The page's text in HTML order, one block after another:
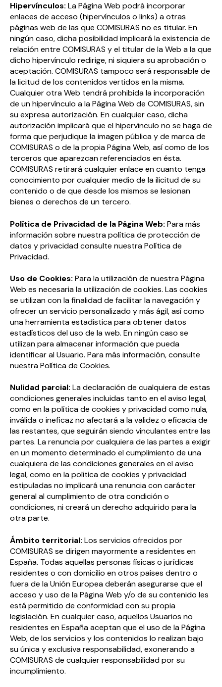
Hipervínculos: La Página Web podrá incorporar
enlaces de acceso (hipervínculos o links) a otras
páginas web de las que COMISURAS no es titular. En
ningún caso, dicha posibilidad implicará la existencia de
relación entre COMISURAS y el titular de la Web a la que
dicho hipervínculo redirige, ni siquiera su aprobación o
aceptación. COMISURAS tampoco será responsable de
la licitud de los contenidos vertidos en la misma.
Cualquier otra Web tendrá prohibida la incorporación
de un hipervínculo a la Página Web de COMISURAS, sin
su expresa autorización. En cualquier caso, dicha
autorización implicará que el hipervínculo no se haga de
forma que perjudique la imagen pública y de marca de
COMISURAS o de la propia Página Web, así como de los
terceros que aparezcan referenciados en ésta.
COMISURAS retirará cualquier enlace en cuanto tenga
conocimiento por cualquier medio de la ilicitud de su
contenido o de que desde los mismos se lesionan
bienes o derechos de un tercero.
Política de Privacidad de la Página Web: Para más
información sobre nuestra política de protección de
datos y privacidad consulte nuestra Política de
Privacidad.
Uso de Cookies: Para la utilización de nuestra Página
Web es necesaria la utilización de cookies. Las cookies
se utilizan con la finalidad de facilitar la navegación y
ofrecer un servicio personalizado y más ágil, así como
una herramienta estadística para obtener datos
estadísticos del uso de la web. En ningún caso se
utilizan para almacenar información que pueda
identificar al Usuario. Para más información, consulte
nuestra Política de Cookies.
Nulidad parcial: La declaración de cualquiera de estas
condiciones generales incluidas tanto en el aviso legal,
como en la política de cookies y privacidad como nula,
inválida o ineficaz no afectará a la validez o eficacia de
las restantes, que seguirán siendo vinculantes entre las
partes. La renuncia por cualquiera de las partes a exigir
en un momento determinado el cumplimiento de una
cualquiera de las condiciones generales en el aviso
legal, como en la política de cookies y privacidad
estipuladas no implicará una renuncia con carácter
general al cumplimiento de otra condición o
condiciones, ni creará un derecho adquirido para la
otra parte.
Ámbito territorial: Los servicios ofrecidos por
COMISURAS se dirigen mayormente a residentes en
España. Todas aquellas personas físicas o jurídicas
residentes o con domicilio en otros países dentro o
fuera de la Unión Europea deberán asegurarse que el
acceso y uso de la Página Web y/o de su contenido les
está permitido de conformidad con su propia
legislación. En cualquier caso, aquellos Usuarios no
residentes en España aceptan que el uso de la Página
Web, de los servicios y los contenidos lo realizan bajo
su única y exclusiva responsabilidad, exonerando a
COMISURAS de cualquier responsabilidad por su
incumplimiento.